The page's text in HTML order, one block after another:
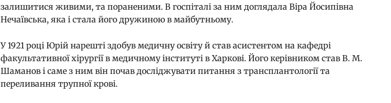
залишитися живими, та пораненими. В госпіталі за ним доглядала Віра Йосипівна
Нечаївська, яка і стала його дружиною в майбутньому.
У 1921 році Юрій нарешті здобув медичну освіту й став асистентом на кафедрі
факультативної хірургії в медичному інституті в Харкові. Його керівником став В. М.
Шаманов і саме з ним він почав досліджувати питання з трансплантології та
переливання трупної крові.